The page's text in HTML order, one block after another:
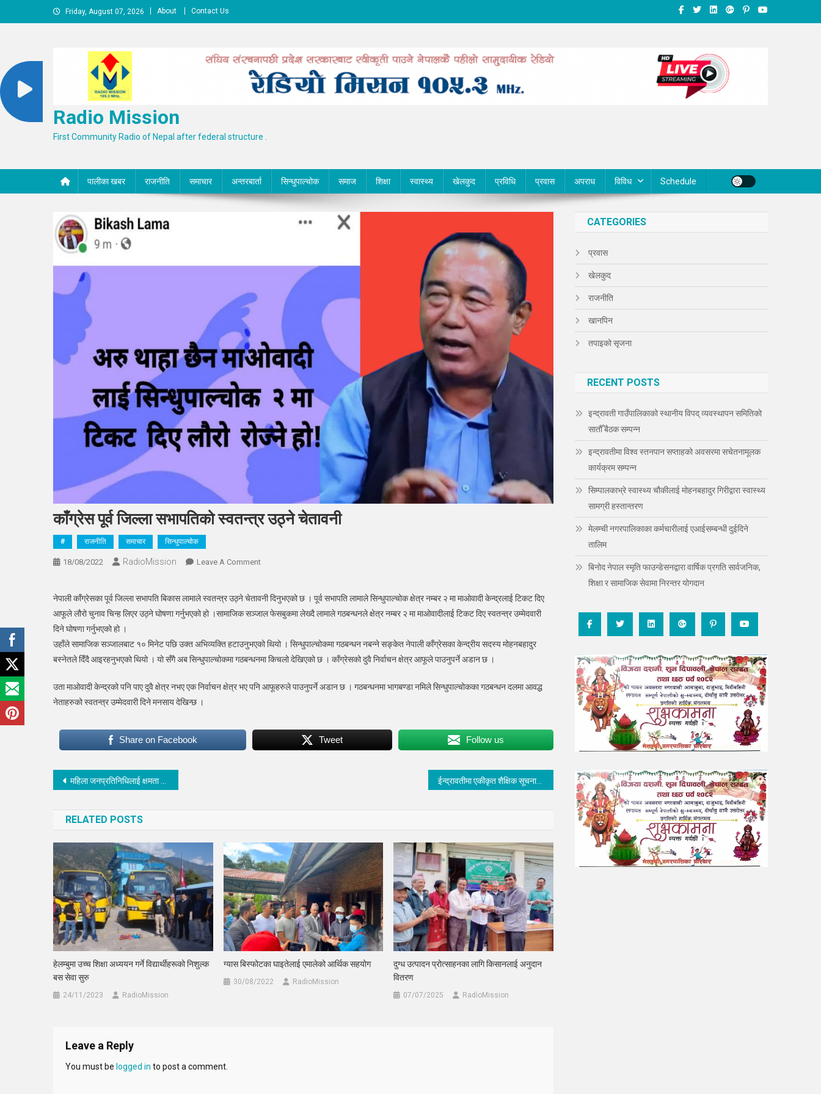
to
Friday, August 07, 2026 About Contact Us
Radio Mission
First Community Radio of Nepal after federal structure .
पालीका खबर राजनीति समाचार अन्तरबार्ता सिन्धुपाल्चोक समाज शिक्षा स्वास्थ्य खेलकुद प्रविधि प्रवास अपराध विविध Schedule
काँग्रेस पूर्व जिल्ला सभापतिको स्वतन्त्र उठ्ने चेतावनी
# राजनीति समाचार सिन्धुपाल्चोक
18/08/2022 RadioMission Leave A CommentOn
जिल्ला
सभापतिको
उठ्ने
चेतावनी
नेपाली काँग्रेसका पूर्व जिल्ला सभापति बिकास लामाले स्वतन्त्र उठ्ने चेतावनी दिनुभएको छ । पूर्व सभापति लामाले सिन्धुपाल्चोक क्षेत्र नम्बर २ मा माओवादी केन्द्रलाई टिकट दिए
आफूले लौरो चुनाव चिन्ह लिएर उठ्ने घोषणा गर्नुभएको हो ।सामाजिक सञ्जाल फेसबुकमा लेख्दै लामाले गठबन्धनले क्षेत्र नम्बर २ मा माओवादीलाई टिकट दिए स्वतन्त्र उम्मेदवारी
दिने घोषणा गर्नुभएको हो ।
उहाँले सामाजिक सञ्जालबाट १० मिनेट पछि उक्त अभिव्यक्ति हटाउनुभएको थियो । सिन्धुपाल्चोकमा गठबन्धन नबन्ने सङ्केत नेपाली काँग्रेसका केन्द्रीय सदस्य मोहनबहादुर
बस्नेतले दिँदै आइरहनुभएको थियो । यो सँगै अब सिन्धुपाल्चोकमा गठबन्धनमा किचलो देखिएको छ । काँग्रेसको दुवै निर्वाचन क्षेत्र आफूले पाउनुपर्ने अडान छ ।
उता माओवादी केन्द्रको पनि पाए दुवै क्षेत्र नभए एक निर्वाचन क्षेत्र भए पनि आफूहरुले पाउनुपर्ने अडान छ । गठबन्धनमा भागबण्डा नमिले सिन्धुपाल्चोकका गठबन्धन दलमा आवद्ध
नेताहरुको स्वतन्त्र उम्मेदवारी दिने मनसाय देखिन्छ ।
Share on Facebook Tweet Follow us
Post
महिला जनप्रतिनिधिलाई क्षमता अभिबृद्धि तालिम ईन्द्रावतीमा एकीकृत शैक्षिक सूचना व्यवस्थापन प्रणाली सम्बन्धि प्रशिक्षण
RELATED POSTS
हेलम्बुमा उच्च शिक्षा अध्ययन गर्ने विद्यार्थीहरूको निशुल्क
बस सेवा सुरु
24/11/2023 RadioMission
ग्यास बिस्फोटका घाइतेलाई एमालेको आर्थिक सहयोग
30/08/2022 RadioMission
दुग्ध उत्पादन प्रोत्साहनका लागि किसानलाई अनुदान
वितरण
07/07/2025 RadioMission
Leave a Reply
You must be logged in to post a comment.
CATEGORIES
प्रवास
खेलकुद
राजनीति
खानपिन
तपाइको सृजना
RECENT POSTS
इन्द्रावती गाउँपालिकाको स्थानीय विपद् व्यवस्थापन समितिको
सातौँ बैठक सम्पन्न
इन्द्रावतीमा विश्व स्तनपान सप्ताहको अवसरमा सचेतनामूलक
कार्यक्रम सम्पन्न
सिम्पालकाभ्रे स्वास्थ्य चौकीलाई मोहनबहादुर गिरीद्वारा स्वास्थ्य
सामग्री हस्तान्तरण
मेलम्ची नगरपालिकाका कर्मचारीलाई एआईसम्बन्धी दुईदिने
तालिम
बिनोद नेपाल स्मृति फाउन्डेसनद्वारा वार्षिक प्रगति सार्वजनिक,
शिक्षा र सामाजिक सेवामा निरन्तर योगदान